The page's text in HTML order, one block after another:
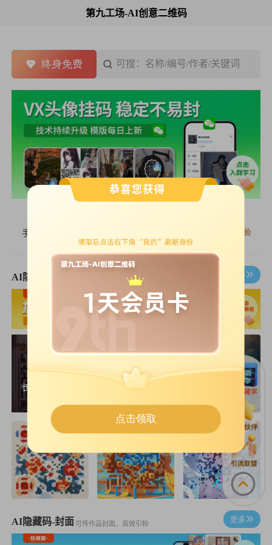
第九工场-AI创意二维码
终身免费 可搜：名称/编号/作者/关键词
手机海报
默认排序
使用最多
收藏最多
本月热门
免费体验
AI隐藏码-方码 可在平台发私信，精准引粉 更多
长按查看预览
AI隐藏码-封面 可传作品封面，高效引粉 更多
点击领取